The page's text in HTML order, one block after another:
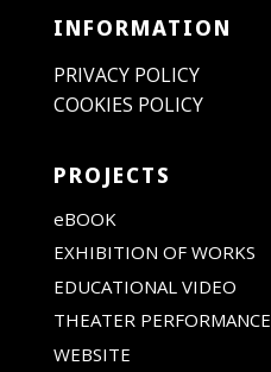
INFORMATION
PRIVACY POLICY
COOKIES POLICY
PROJECTS
eBOOK
EXHIBITION OF WORKS
EDUCATIONAL VIDEO
THEATER PERFORMANCE
WEBSITE